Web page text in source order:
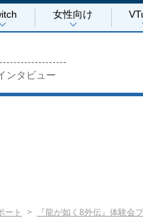
女性向け
ンタビュー
ート
『龍が如く8外伝』体験会